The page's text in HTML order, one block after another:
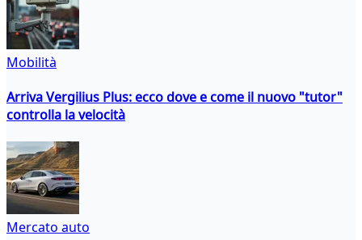
Mobilità
Arriva Vergilius Plus: ecco dove e come il nuovo "tutor"
controlla la velocità
Mercato auto